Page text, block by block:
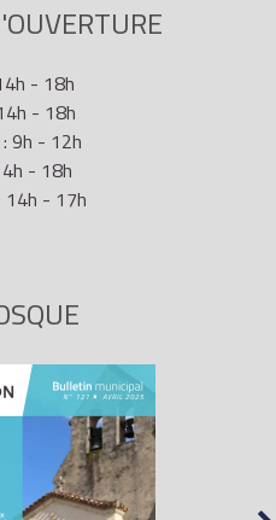
- 18h
- 18h
9h - 12h
- 18h
14h - 17h